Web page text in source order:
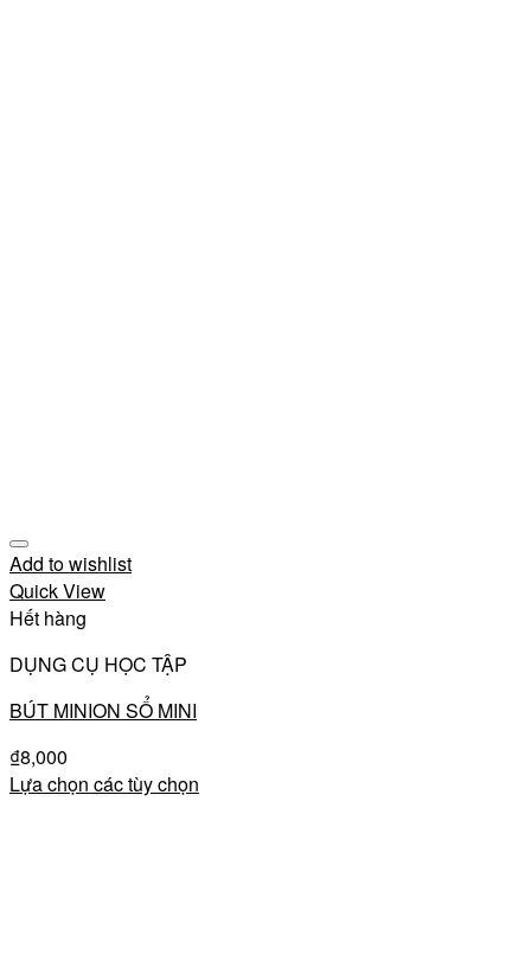
Add to wishlist
Quick View
Hết hàng
DỤNG CỤ HỌC TẬP
BÚT MINION SỔ MINI
₫8,000
Lựa chọn các tùy chọn